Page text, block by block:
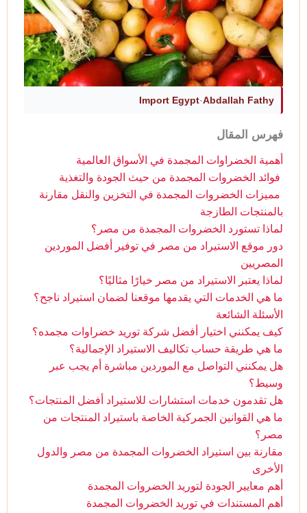
Abdallah Fathy
·
Import Egypt
فهرس المقال
أهمية الخضراوات المجمدة في الأسواق العالمية
فوائد الخضروات المجمدة من حيث الجودة والتغذية
مميزات الخضروات المجمدة في التخزين والنقل مقارنة
بالمنتجات الطازجة
لماذا تستورد الخضروات المجمدة من مصر؟
دور موقع الاستيراد من مصر في توفير أفضل الموردين
المصريين
لماذا يعتبر الاستيراد من مصر خيارًا مثاليًا؟
ما هي الخدمات التي يقدمها موقعنا لضمان استيراد ناجح؟
الأسئلة الشائعة
كيف يمكنني اختيار أفضل شركة توريد خضراوات مجمده؟
ما هي طريقة حساب تكاليف الاستيراد الإجمالية؟
هل يمكنني التواصل مع الموردين مباشرة أم يجب عبر
وسيط؟
هل تقدمون خدمات استشارات للاستيراد أفضل المنتجات؟
ما هي القوانين الجمركية الخاصة باستيراد المنتجات من
مصر؟
مقارنة بين استيراد الخضروات المجمدة من مصر والدول
الأخرى
أهم معايير الجودة لتوريد الخضروات المجمدة
أهم المستندات في توريد الخضروات المجمدة